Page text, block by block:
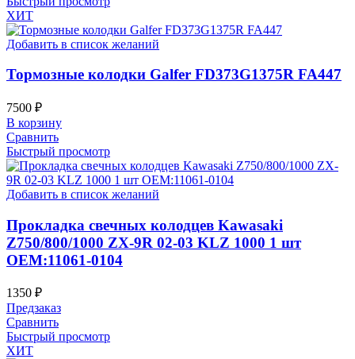
ХИТ
Добавить в список желаний
Тормозные колодки Galfer FD373G1375R FA447
7500 ₽
В корзину
Сравнить
Быстрый просмотр
Добавить в список желаний
Прокладка свечных колодцев Kawasaki
Z750/800/1000 ZX-9R 02-03 KLZ 1000 1 шт
OEM:11061-0104
1350 ₽
Предзаказ
Сравнить
Быстрый просмотр
ХИТ